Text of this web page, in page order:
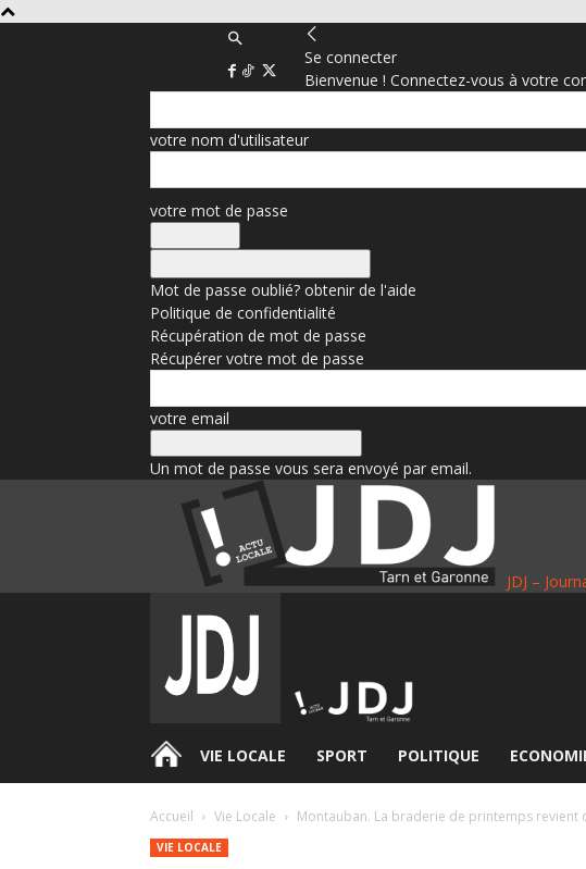
Se connecter
Bienvenue ! Connectez-vous à votre
votre nom d'utilisateur
votre mot de passe
Mot de passe oublié? obtenir de l'aide
Politique de confidentialité
Récupération de mot de passe
Récupérer votre mot de passe
votre email
Un mot de passe vous sera envoyé par email.
JDJ –
. VIE LOCALE SPORT POLITIQUE
Accueil Vie Locale Montauban. La braderie de printemps revient
VIE LOCALE